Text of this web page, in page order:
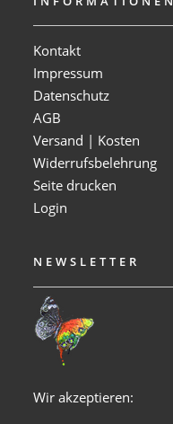
Kontakt
Impressum
Datenschutz
AGB
Versand | Kosten
Widerrufsbelehrung
Seite drucken
Login
NEWSLETTER
Wir akzeptieren: